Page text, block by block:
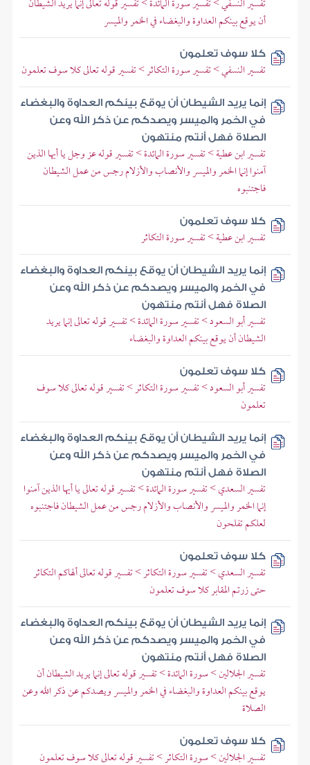
تفسير النسفي > تفسير سورة المائدة > تفسير قوله تعالى إنما يريد الشيطان
أن يوقع بينكم العداوة والبغضاء في الخمر والميسر
كلا سوف تعلمون
تفسير النسفي > تفسير سورة التكاثر > تفسير قوله تعالى كلا سوف تعلمون
إنما يريد الشيطان أن يوقع بينكم العداوة والبغضاء
في الخمر والميسر ويصدكم عن ذكر الله وعن
الصلاة فهل أنتم منتهون
تفسير ابن عطية > تفسير سورة المائدة > تفسير قوله عز وجل يا أيها الذين
آمنوا إنما الخمر والميسر والأنصاب والأزلام رجس من عمل الشيطان
فاجتنبوه
كلا سوف تعلمون
تفسير ابن عطية > تفسير سورة التكاثر
إنما يريد الشيطان أن يوقع بينكم العداوة والبغضاء
في الخمر والميسر ويصدكم عن ذكر الله وعن
الصلاة فهل أنتم منتهون
تفسير أبو السعود > تفسير سورة المائدة > تفسير قوله تعالى إنما يريد
الشيطان أن يوقع بينكم العداوة والبغضاء
كلا سوف تعلمون
تفسير أبو السعود > تفسير سورة التكاثر > تفسير قوله تعالى كلا سوف
تعلمون
إنما يريد الشيطان أن يوقع بينكم العداوة والبغضاء
في الخمر والميسر ويصدكم عن ذكر الله وعن
الصلاة فهل أنتم منتهون
تفسير السعدي > تفسير سورة المائدة > تفسير قوله تعالى يا أيها الذين آمنوا
إنما الخمر والميسر والأنصاب والأزلام رجس من عمل الشيطان فاجتنبوه
لعلكم تفلحون
كلا سوف تعلمون
تفسير السعدي > تفسير سورة التكاثر > تفسير قوله تعالى ألهاكم التكاثر
حتى زرتم المقابر كلا سوف تعلمون
إنما يريد الشيطان أن يوقع بينكم العداوة والبغضاء
في الخمر والميسر ويصدكم عن ذكر الله وعن
الصلاة فهل أنتم منتهون
تفسير الجلالين > سورة المائدة > تفسير قوله تعالى إنما يريد الشيطان أن
يوقع بينكم العداوة والبغضاء في الخمر والميسر ويصدكم عن ذكر الله وعن
الصلاة
كلا سوف تعلمون
تفسير الجلالين > سورة التكاثر > تفسير قوله تعالى كلا سوف تعلمون